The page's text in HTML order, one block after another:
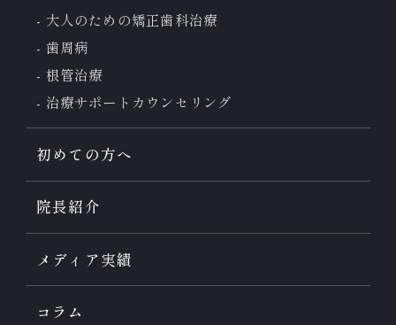
大人のための矯正歯科治療
歯周病
根管治療
治療サポート カウンセリング
初めての方へ
院長紹介
メディア実績
コラム